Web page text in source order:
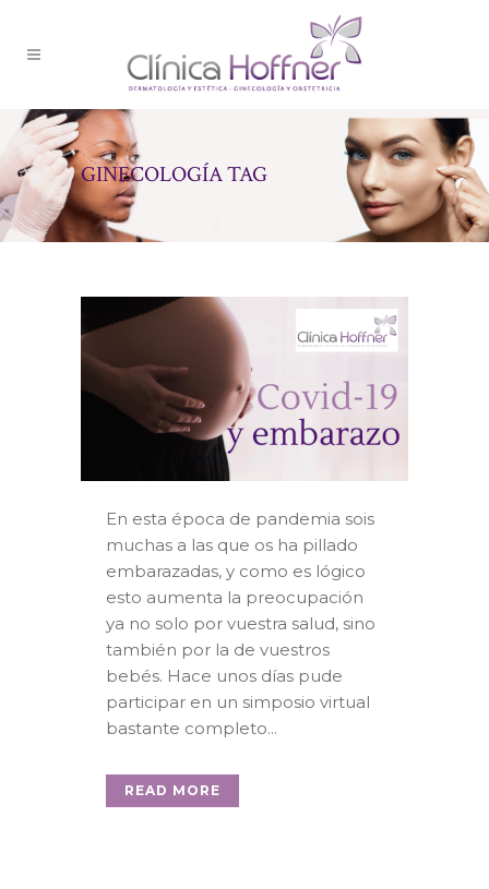
GINECOLOGÍA TAG
En esta época de pandemia sois
muchas a las que os ha pillado
embarazadas, y como es lógico
esto aumenta la preocupación
ya no solo por vuestra salud, sino
también por la de vuestros
bebés. Hace unos días pude
participar en un simposio virtual
bastante completo...
READ MORE